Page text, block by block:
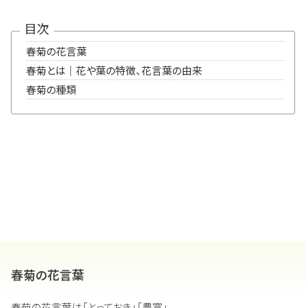
目次
春菊の花言葉
春菊とは｜花や葉の特徴、花言葉の由来
春菊の種類
春菊の花言葉